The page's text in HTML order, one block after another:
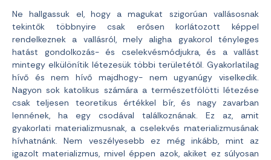
Ne hallgassuk el, hogy a magukat szigorúan vallásosnak
tekintők többnyire csak erősen korlátozott képpel
rendelkeznek a vallásról, mely aligha gyakorol tényleges
hatást gondolkozás- és cselekvésmódjukra, és a vallást
mintegy elkülönítik létezesük többi területétől. Gyakorlatilag
hívő és nem hívő majdhogy- nem ugyanúgy viselkedik.
Nagyon sok katolikus számára a természetfölötti létezése
csak teljesen teoretikus értékkel bír, és nagy zavarban
lennének, ha egy csodával találkoznának. Ez az, amit
gyakorlati materializmusnak, a cselekvés materializmusának
hívhatnánk. Nem veszélyesebb ez még inkább, mint az
igazolt materializmus, mivel éppen azok, akiket ez súlyosan